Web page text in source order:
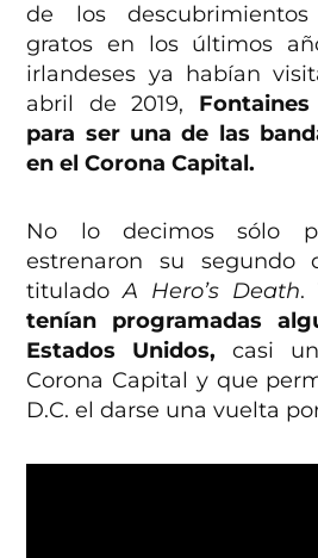
de los
gratos en los últimos
irlandeses ya habían
abril de 2019,
para ser una de las
en el Corona Capital.
No lo decimos sólo
estrenaron su segundo
tituladoA Hero’s Death.
tenían programadas
Estados Unidos, casi
Corona Capital y que
D.C. el darse una vuelta